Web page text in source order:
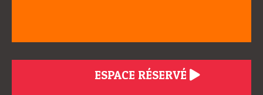
ESPACE RÉSERVÉ